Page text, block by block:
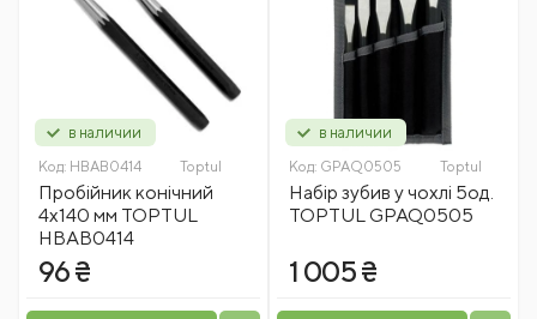
в наличии
Код: HBAB0414 Toptul
Пробійник конічний
4х140 мм TOPTUL
HBAB0414
96 ₴
в наличии
Код: GPAQ0505 Toptul
Набір зубив у чохлі 5од.
TOPTUL GPAQ0505
1 005 ₴